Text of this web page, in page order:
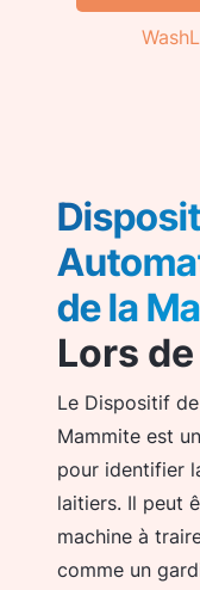
de la
Lors
Le Dispositif
Mammite est
pour identifier
laitiers. Il peut
machine à
comme un